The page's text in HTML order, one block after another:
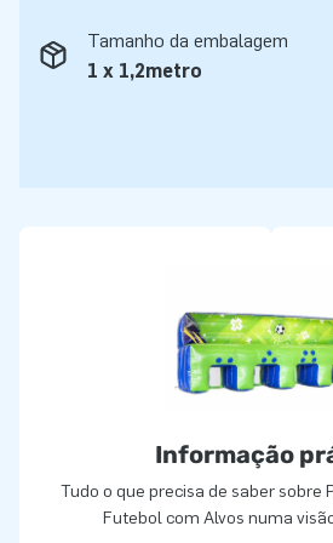
Tamanho da embalagem
1 x 1,2metro
Informação
Tudo o que precisa de saber sobre
Futebol com Alvos numa